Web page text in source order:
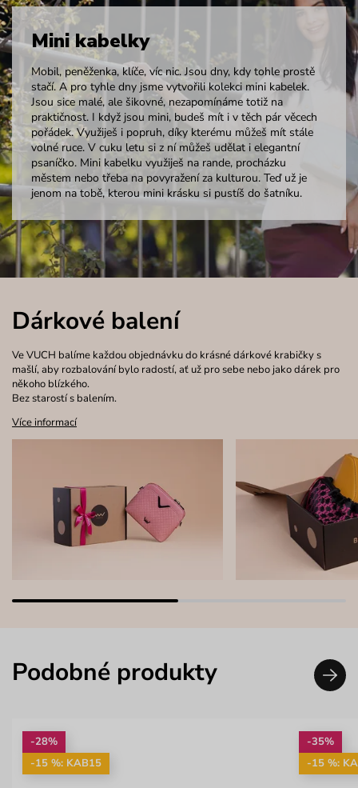
Mini kabelky
Mobil, peněženka, klíče, víc nic. Jsou dny, kdy tohle prostě
stačí. A pro tyhle dny jsme vytvořili kolekci mini kabelek.
Jsou sice malé, ale šikovné, nezapomínáme totiž na
praktičnost. I když jsou mini, budeš mít i v těch pár věcech
pořádek. Využiješ i popruh, díky kterému můžeš mít stále
volné ruce. V cuku letu si z ní můžeš udělat i elegantní
psaníčko. Mini kabelku využiješ na rande, procházku
městem nebo třeba na povyražení za kulturou. Teď už je
jenom na tobě, kterou mini krásku si pustíš do šatníku.
Dárkové balení
Ve VUCH balíme každou objednávku do krásné dárkové krabičky s
mašlí, aby rozbalování bylo radostí, ať už pro sebe nebo jako dárek pro
někoho blízkého.
Bez starostí s balením.
Více informací
Podobné produkty
-28%
-15 %: KAB15
-35%
-15 %: